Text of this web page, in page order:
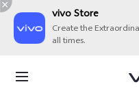
vivo Store
Create the
all times.